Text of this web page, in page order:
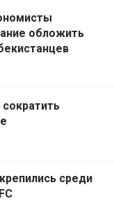
обложить
среди